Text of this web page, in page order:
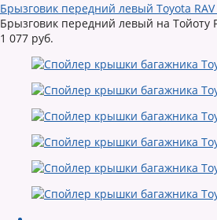
Брызговик передний левый Toyota RAV
Брызговик передний левый на Тойоту
1 077 руб.